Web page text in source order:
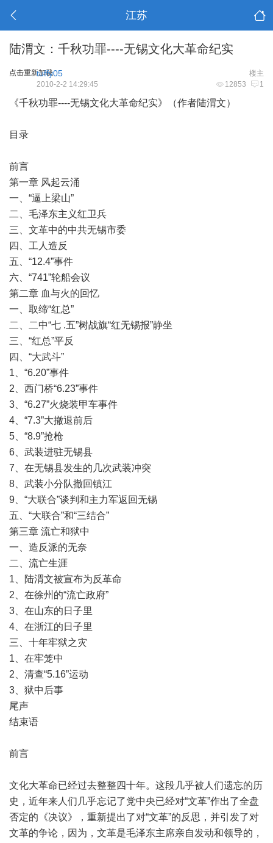
江苏
陆渭文：千秋功罪----无锡文化大革命纪实
点击重新加载 楼主
tuffy05
12853 1
2010-2-2 14:29:45
《千秋功罪----无锡文化大革命纪实》（作者陆渭文）
目录
前言
第一章 风起云涌
一、“逼上梁山”
二、毛泽东主义红卫兵
三、文革中的中共无锡市委
四、工人造反
五、“12.4”事件
六、“741”轮船会议
第二章 血与火的回忆
一、取缔“红总”
二、二中“七 .五”树战旗“红无锡报”静坐
三、“红总”平反
四、“大武斗”
1、“6.20”事件
2、西门桥“6.23”事件
3、“6.27”火烧装甲车事件
4、“7.3”大撤退前后
5、“8.9”抢枪
6、武装进驻无锡县
7、在无锡县发生的几次武装冲突
8、武装小分队撤回镇江
9、“大联合”谈判和主力军返回无锡
五、“大联合”和“三结合”
第三章 流亡和狱中
一、造反派的无奈
二、流亡生涯
1、陆渭文被宣布为反革命
2、在徐州的“流亡政府”
3、在山东的日子里
4、在浙江的日子里
三、十年牢狱之灾
1、在牢笼中
2、清查“5.16”运动
3、狱中后事
尾声
结束语
前言
文化大革命已经过去整整四十年。这段几乎被人们遗忘的历
史，近年来人们几乎忘记了党中央已经对“文革”作出了全盘
否定的《决议》，重新提出了对“文革”的反思，并引发了对
文革的争论，因为，文革是毛泽东主席亲自发动和领导的，